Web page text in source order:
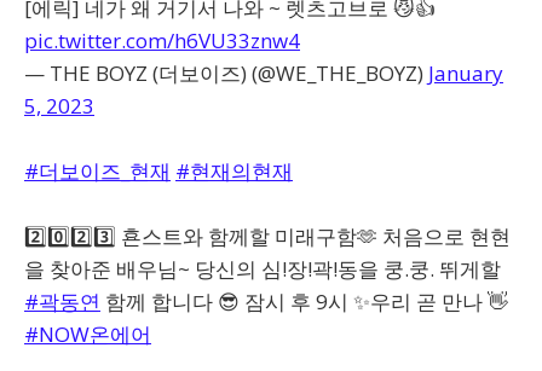
[에릭] 네가 왜 거기서 나와 ~ 렛츠고브로 😼👍
pic.twitter.com/h6VU33znw4
— THE BOYZ (더보이즈) (@WE_THE_BOYZ) January
5, 2023
#더보이즈_현재 #현재의현재
2️⃣0️⃣2️⃣3️⃣ 횬스트와 함께할 미래구함🫶 처음으로 현현
을 찾아준 배우님~ 당신의 심!장!곽!동을 쿵.쿵. 뛰게할
#곽동연 함께 합니다 😎 잠시 후 9시 ✨우리 곧 만나 👋
#NOW온에어